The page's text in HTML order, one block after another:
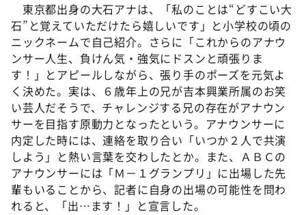
東京都出身の大石アナは、「私のことは“どすこい大
石”と覚えていただけたら嬉しいです」と小学校の頃の
ニックネームで自己紹介。さらに「これからのアナウ
ンサー人生、負けん気・強気にドスンと頑張りま
す！」とアピールしながら、張り手のポーズを元気よ
く決めた。実は、６歳年上の兄が吉本興業所属のお笑
い芸人だそうで、チャレンジする兄の存在がアナウン
サーを目指す原動力となったという。アナウンサーに
内定した時には、連絡を取り合い「いつか２人で共演
しよう」と熱い言葉を交わしたとか。また、ＡＢＣの
アナウンサーには「Ｍ－１グランプリ」に出場した先
輩もいることから、記者に自身の出場の可能性を問わ
れると、「出…ます！」と宣言した。